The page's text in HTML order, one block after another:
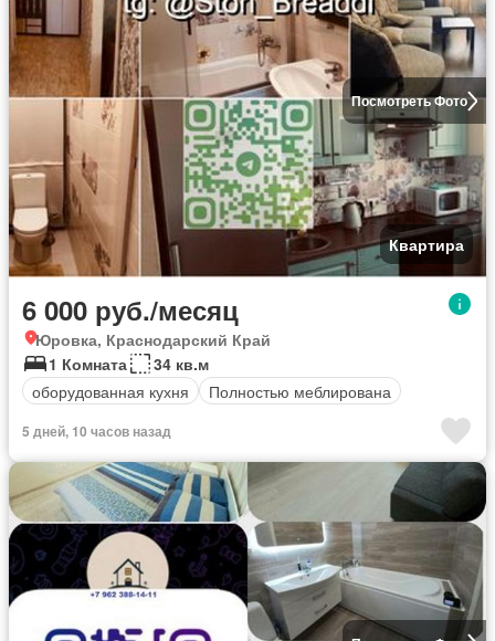
Посмотреть Фото
Квартира
6 000 руб./месяц
Юровка, Краснодарский Край
1 Комната
34 кв.м
оборудованная кухня
Полностью меблирована
5 дней, 10 часов назад